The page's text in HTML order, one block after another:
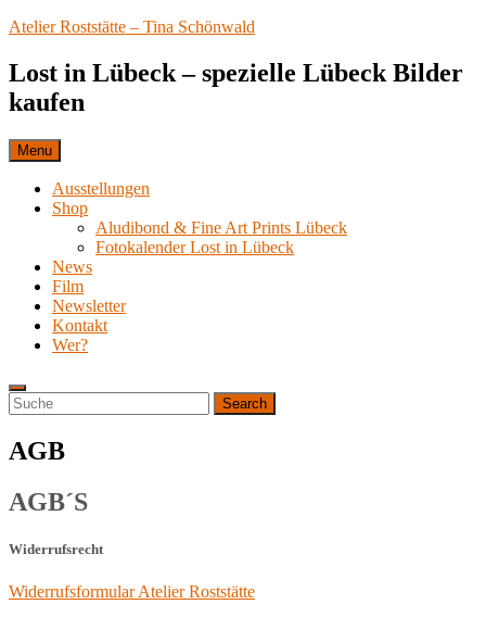
Skip
content
Atelier Roststätte – Tina Schönwald
Lost in Lübeck – spezielle Lübeck Bilder
kaufen
Menu
Ausstellungen
Shop
Aludibond & Fine Art Prints Lübeck
Fotokalender Lost in Lübeck
News
Film
Newsletter
Kontakt
Wer?
Search
Search
for:
Search
AGB
AGB´S
Widerrufsrecht
Widerrufsformular Atelier Roststätte